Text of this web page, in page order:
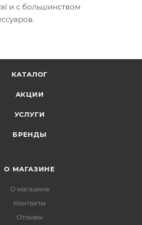
и с большинством
КАТАЛОГ
АКЦИИ
УСЛУГИ
БРЕНДЫ
О МАГАЗИНЕ
О магазине
Контакты
Отзывы